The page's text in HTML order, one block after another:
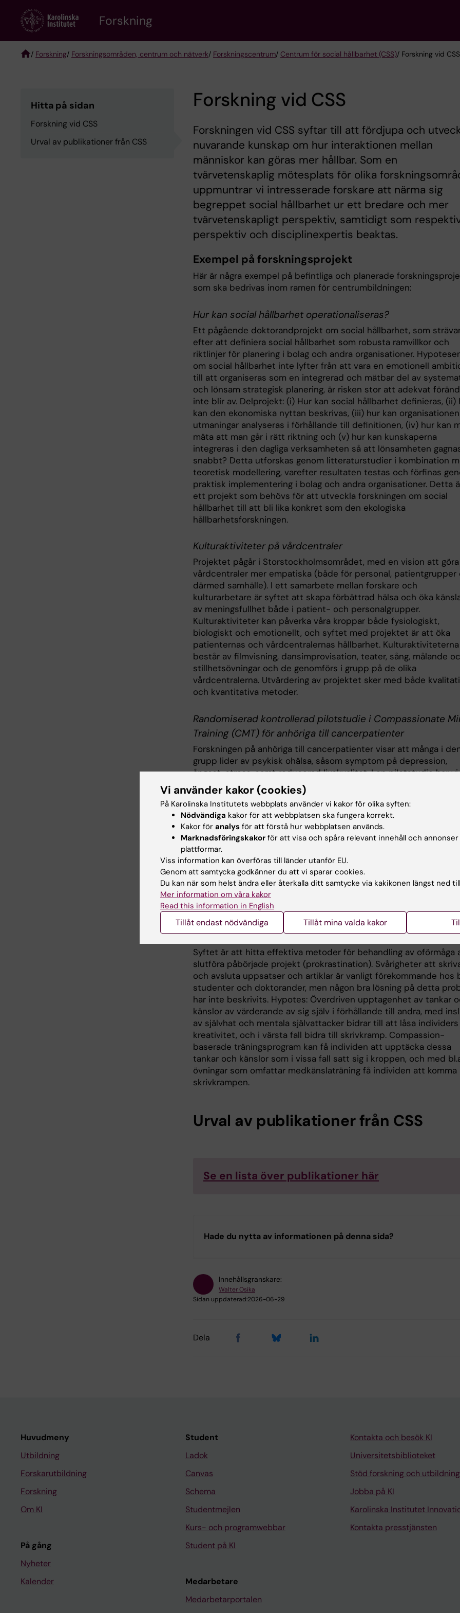
content
Forskning
/ Forskning/ Forskningsområden, centrum och nätverk/ Forskningscentrum/ Centrum för social hållbarhet (CSS)/ Forskning vid CSS
Hitta på sidan
Forskning vid CSS
Urval av publikationer från CSS
Forskning vid CSS
Forskningen vid CSS syftar till att fördjupa och
nuvarande kunskap om hur interaktionen mellan
människor kan göras mer hållbar. Som en
tvärvetenskaplig mötesplats för olika
uppmuntrar vi intresserade forskare att närma sig
begreppet social hållbarhet ur ett bredare och mer
tvärvetenskapligt perspektiv, samtidigt som
perspektiv och disciplinexpertis beaktas.
Exempel på forskningsprojekt
Här är några exempel på befintliga och planerade
som ska bedrivas inom ramen för centrumbildningen:
Hur kan social hållbarhet operationaliseras?
Ett pågående doktorandprojekt om social hållbarhet, som
efter att definiera social hållbarhet som robusta ramvillkor och
riktlinjer för planering i bolag och andra organisationer.
om social hållbarhet inte lyfter från att vara en emotionell
till att organiseras som en integrerad och mätbar del av
och lönsam strategisk planering, är risken stor att adekvat
inte blir av. Delprojekt: (i) Hur kan social hållbarhet definieras, (ii)
kan den ekonomiska nyttan beskrivas, (iii) hur kan
utmaningar analyseras i förhållande till definitionen, (iv) hur kan
mäta att man går i rätt riktning och (v) hur kan kunskaperna
integreras i den dagliga verksamheten så att lönsamheten
snabbt? Detta utforskas genom litteraturstudier i kombination
teoretisk modellering, varefter resultaten testas och förfinas
praktisk implementering i bolag och andra organisationer. Detta
ett projekt som behövs för att utveckla forskningen om social
hållbarhet till att bli lika konkret som den ekologiska
hållbarhetsforskningen.
Kulturaktiviteter på vårdcentraler
Projektet pågår i Storstockholmsområdet, med en vision att göra
vårdcentraler mer empatiska (både för personal, patientgrupper
därmed samhälle). I ett samarbete mellan forskare och
kulturarbetare är syftet att skapa förbättrad hälsa och öka
av meningsfullhet både i patient- och personalgrupper.
Kulturaktiviteter kan påverka våra kroppar både fysiologiskt,
biologiskt och emotionellt, och syftet med projektet är att öka
patienternas och vårdcentralernas hållbarhet. Kulturaktiviteterna
består av filmvisning, dansimprovisation, teater, sång, målande
stillhetsövningar och de genomförs i grupp på de olika
vårdcentralerna. Utvärdering av projektet sker med både
och kvantitativa metoder.
Randomiserad kontrollerad pilotstudie i Compassionate
Training (CMT) för anhöriga till cancerpatienter
Forskningen på anhöriga till cancerpatienter visar att många i
grupp lider av psykisk ohälsa, såsom symptom på depression,
ångest, stress, samt reducerad livskvalitet. I en pilotstudie har vi
testat CMT på anhöriga till cancerpatienter eftersom CMT har
resultat på de symptom som många i denna grupp uppvisar,
ångest och depression. CMT visade sig vara en användbar metod
att minska symptom på stress, ångest och depression hos denna
grupp, samt ökade deras självskattade livskvalitet.
Bemötande inom primärvården
Interventionsstudie avseende stresshantering till personal på
vårdcentral med mätning av självskattad hälsa hos medarbetare
och efter interventionen, respektive patientskattning av
före och efter interventionen.
Studie om oförmåga att slutföra projekt
Syftet är att hitta effektiva metoder för behandling av oförmåga
slutföra påbörjade projekt (prokrastination). Svårigheter att
och avsluta uppsatser och artiklar är vanligt förekommande hos
studenter och doktorander, men någon bra lösning på detta
har inte beskrivits. Hypotes: Överdriven upptagenhet av tankar
känslor av värderande av sig själv i förhållande till andra, med
av självhat och mentala självattacker bidrar till att låsa individers
kreativitet, och i värsta fall bidra till skrivkramp. Compassion-
baserade träningsprogram kan få individen att upptäcka dessa
tankar och känslor som i vissa fall satt sig i kroppen, och med
övningar som omfattar medkänslaträning få individen att komma
skrivkrampen.
Urval av publikationer från CSS
Se en lista över publikationer här
Hade du nytta av informationen på denna sida?
Innehållsgranskare:
Walter Osika
Sidan uppdaterad:2026-06-29
Dela
Huvudmeny
Utbildning
Forskarutbildning
Forskning
Om KI
På gång
Nyheter
Kalender
Student
Ladok
Canvas
Schema
Studentmejlen
Kurs- och programwebbar
Student på KI
Medarbetare
Medarbetarportalen
Kontakta och besök KI
Universitetsbiblioteket
Stöd forskning och utbildning
Jobba på KI
Karolinska Institutet
Kontakta presstjänsten
Vi använder kakor (cookies)
På Karolinska Institutets webbplats använder vi kakor för olika syften:
Nödvändiga kakor för att webbplatsen ska fungera korrekt.
Kakor för analys för att förstå hur webbplatsen används.
Marknadsföringskakor för att visa och spåra relevant innehåll och
plattformar.
Viss information kan överföras till länder utanför EU.
Genom att samtycka godkänner du att vi sparar cookies.
Du kan när som helst ändra eller återkalla ditt samtycke via kakikonen längst ned
Mer information om våra kakor
Read this information in English
Tillåt endast nödvändiga Tillåt mina valda kakor